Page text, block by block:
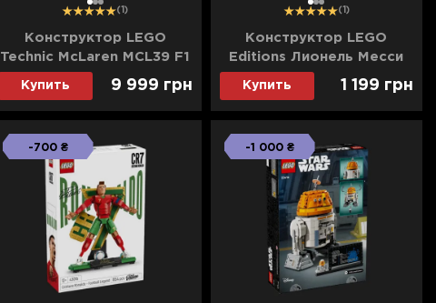
123 (1)
Конструктор LEGO
Technic McLaren MCL39 F1
Car (42228)
Купить 9 999 грн
12 3 (1)
Конструктор LEGO
Editions Лионель Месси
лучшие моменты
футбольных матчей
(43011)
Купить 1 199 грн
-700 ₴ -1 000 ₴